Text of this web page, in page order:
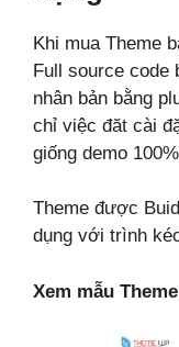
Khi mua Theme
Full source code
nhân bản bằng
chỉ việc đăt cài
giống demo
Theme được
dụng với trình
Xem mẫu